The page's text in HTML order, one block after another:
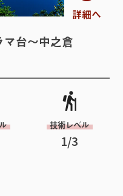
台～中之倉
詳細へ
技術レベル
1/3